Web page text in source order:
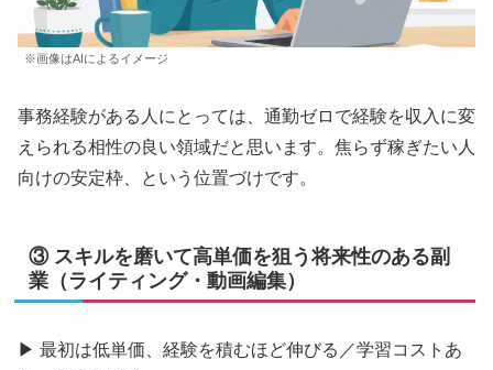
※画像はAIによるイメージ
事務経験がある人にとっては、通勤ゼロで経験を収入に変
えられる相性の良い領域だと思います。焦らず稼ぎたい人
向けの安定枠、という位置づけです。
③ スキルを磨いて高単価を狙う将来性のある副
業（ライティング・動画編集）
▶ 最初は低単価、経験を積むほど伸びる／学習コストあ